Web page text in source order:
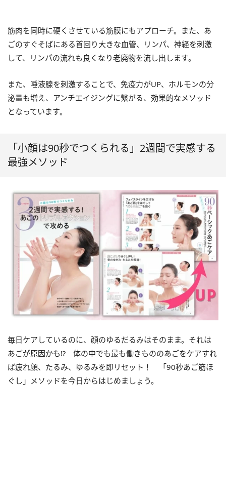
筋肉を同時に硬くさせている筋膜にもアプローチ。また、あ
ごのすぐそばにある首回り大きな血管、リンパ、神経を刺激
して、リンパの流れも良くなり老廃物を流し出します。
また、唾液腺を刺激することで、免疫力がUP、ホルモンの分
泌量も増え、アンチエイジングに繋がる、効果的なメソッド
となっています。
「小顔は90秒でつくられる」2週間で実感する
最強メソッド
毎日ケアしているのに、顔のゆるだるみはそのまま。それは
あごが原因かも⁉ 体の中でも最も働きもののあごをケアすれ
ば疲れ顔、たるみ、ゆるみを即リセット！ 「90秒あご筋ほ
ぐし」メソッドを今日からはじめましょう。